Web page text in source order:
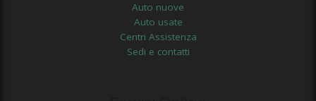
Auto nuove
Auto usate
Centri Assistenza
Sedi e contatti